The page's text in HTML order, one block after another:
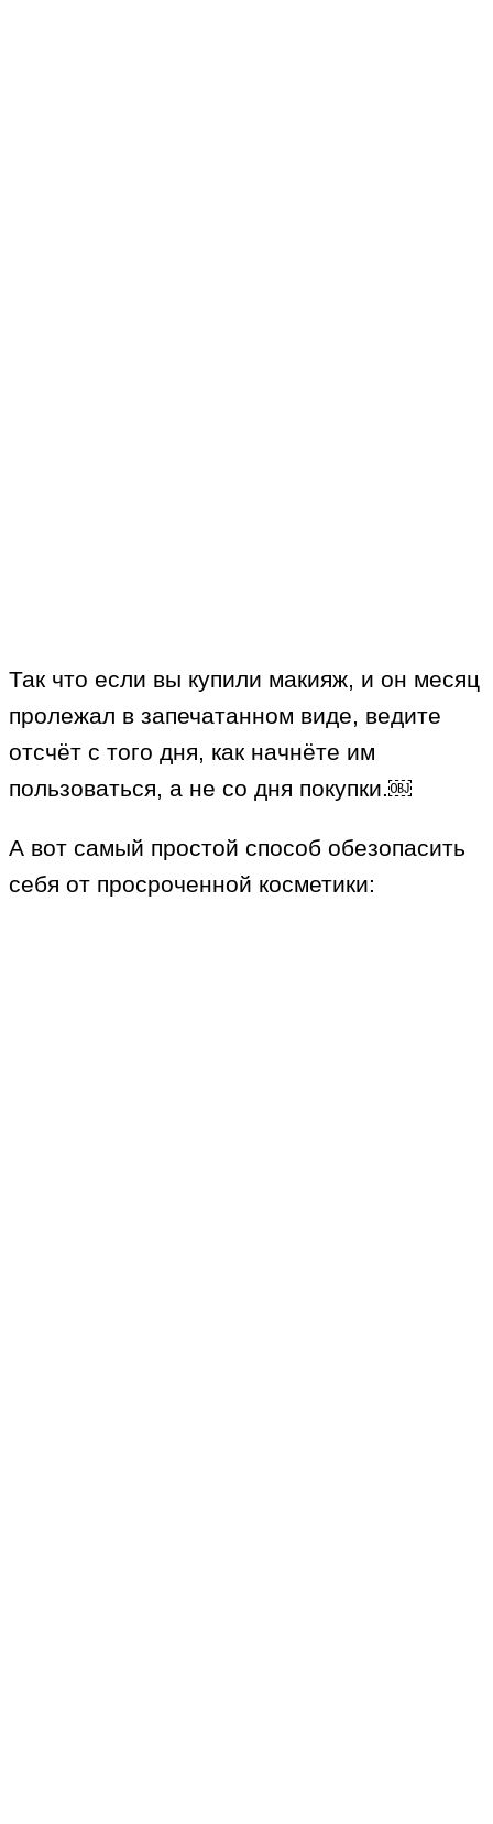
Так что если вы купили макияж, и он месяц
пролежал в запечатанном виде, ведите
отсчёт с того дня, как начнёте им
пользоваться, а не со дня покупки.￼
А вот самый простой способ обезопасить
себя от просроченной косметики: